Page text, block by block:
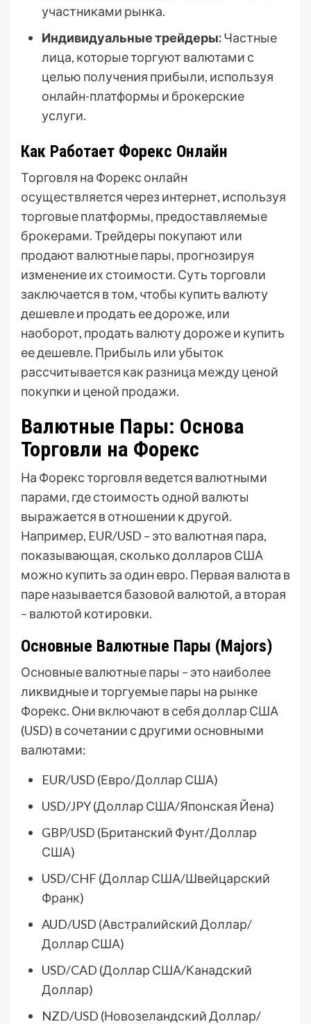
участниками рынка.
Индивидуальные трейдеры:Частные
лица, которые торгуют валютами с
целью получения прибыли, используя
онлайн-платформы и брокерские
услуги.
Как Работает Форекс Онлайн
Торговля на Форекс онлайн
осуществляется через интернет, используя
торговые платформы, предоставляемые
брокерами. Трейдеры покупают или
продают валютные пары, прогнозируя
изменение их стоимости. Суть торговли
заключается в том, чтобы купить валюту
дешевле и продать ее дороже, или
наоборот, продать валюту дороже и купить
ее дешевле. Прибыль или убыток
рассчитывается как разница между ценой
покупки и ценой продажи.
Валютные Пары: Основа
Торговли на Форекс
На Форекс торговля ведется валютными
парами, где стоимость одной валюты
выражается в отношении к другой.
Например, EUR/USD – это валютная пара,
показывающая, сколько долларов США
можно купить за один евро. Первая валюта в
паре называется базовой валютой, а вторая
– валютой котировки.
Основные Валютные Пары (Majors)
Основные валютные пары – это наиболее
ликвидные и торгуемые пары на рынке
Форекс. Они включают в себя доллар США
(USD) в сочетании с другими основными
валютами:
EUR/USD (Евро/Доллар США)
USD/JPY (Доллар США/Японская Йена)
GBP/USD (Британский Фунт/Доллар
США)
USD/CHF (Доллар США/Швейцарский
Франк)
AUD/USD (Австралийский Доллар/
Доллар США)
USD/CAD (Доллар США/Канадский
Доллар)
NZD/USD (Новозеландский Доллар/